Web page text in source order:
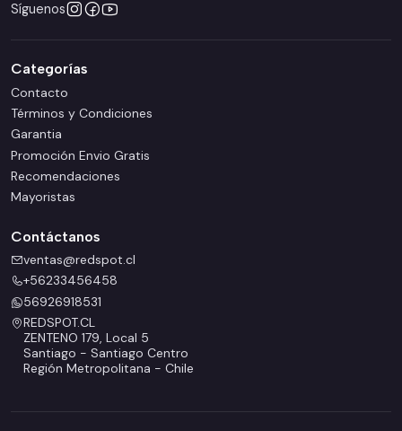
Síguenos
Categorías
Contacto
Términos y Condiciones
Garantia
Promoción Envio Gratis
Recomendaciones
Mayoristas
Contáctanos
ventas@redspot.cl
+56233456458
56926918531
REDSPOT.CL
ZENTENO 179, Local 5
Santiago - Santiago Centro
Región Metropolitana - Chile